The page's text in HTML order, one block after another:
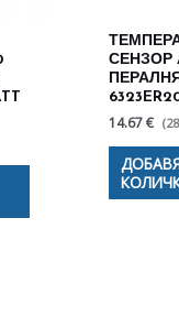
СЕНЗОР
14.67 €